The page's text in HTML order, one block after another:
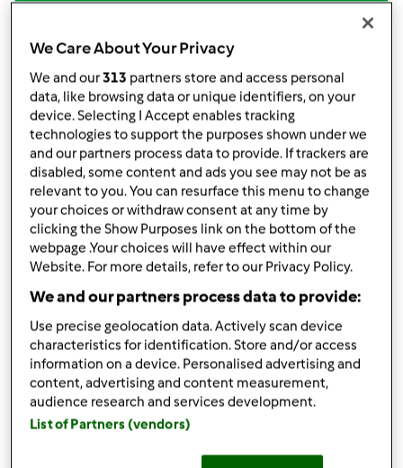
Bimby ® TM 31
published: 04-04-2014
modificata: 23-10-2017
Aggiungi alle mie raccolte
condividi la ricetta
Crea variante
Ingredienti
pasta al vino
100grammivino bianco secco
80grammiolio extravergine di oliva
300 grammi farina tipo 00
We Care About Your Privacy
We and our313 partners store and access personal
data, like browsing data or unique identifiers, on your
device. Selecting I Accept enables tracking
technologies to support the purposes shown under we
and our partners process data to provide. If trackers are
disabled, some content and ads you see may not be as
relevant to you. You can resurface this menu to change
your choices or withdraw consent at any time by
clicking the Show Purposes link on the bottom of the
webpage .Your choices will have effect within our
Website. For more details, refer to our Privacy Policy.
We and our partners process data to provide:
Use precise geolocation data. Actively scan device
characteristics for identification. Store and/or access
information on a device. Personalised advertising and
content, advertising and content measurement,
audience research and services development.
List of Partners (vendors)